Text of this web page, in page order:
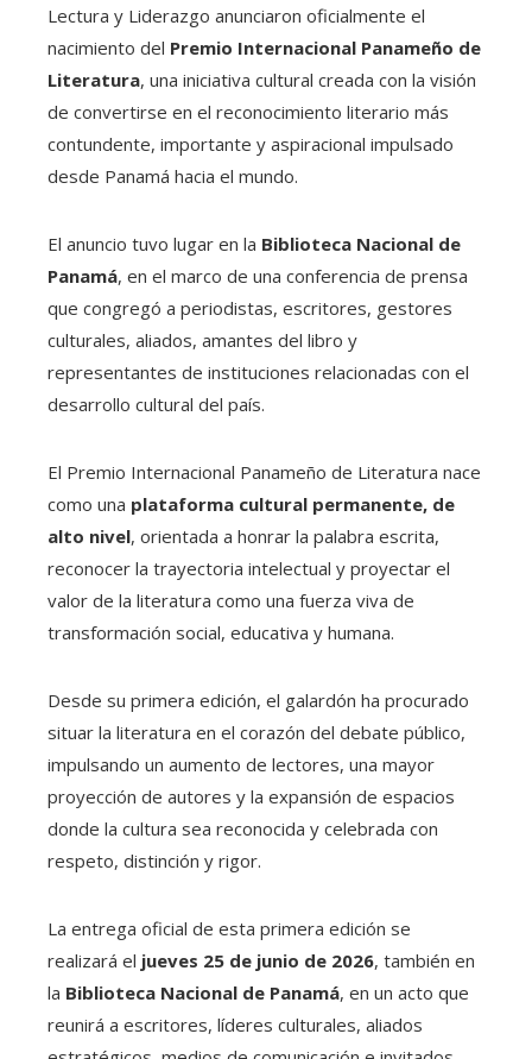
Lectura y Liderazgo anunciaron oficialmente el
nacimiento del Premio Internacional Panameño de
Literatura, una iniciativa cultural creada con la visión
de convertirse en el reconocimiento literario más
contundente, importante y aspiracional impulsado
desde Panamá hacia el mundo.
El anuncio tuvo lugar en la Biblioteca Nacional de
Panamá, en el marco de una conferencia de prensa
que congregó a periodistas, escritores, gestores
culturales, aliados, amantes del libro y
representantes de instituciones relacionadas con el
desarrollo cultural del país.
El Premio Internacional Panameño de Literatura nace
como una plataforma cultural permanente, de
alto nivel, orientada a honrar la palabra escrita,
reconocer la trayectoria intelectual y proyectar el
valor de la literatura como una fuerza viva de
transformación social, educativa y humana.
Desde su primera edición, el galardón ha procurado
situar la literatura en el corazón del debate público,
impulsando un aumento de lectores, una mayor
proyección de autores y la expansión de espacios
donde la cultura sea reconocida y celebrada con
respeto, distinción y rigor.
La entrega oficial de esta primera edición se
realizará el jueves 25 de junio de 2026, también en
la Biblioteca Nacional de Panamá, en un acto que
reunirá a escritores, líderes culturales, aliados